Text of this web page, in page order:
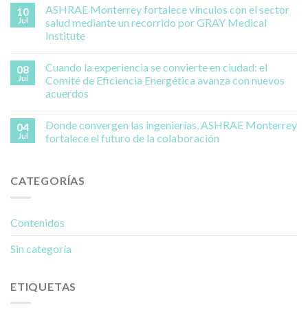
10
Jul
ASHRAE Monterrey fortalece vínculos con el sector
salud mediante un recorrido por GRAY Medical
Institute
08
Jul
Cuando la experiencia se convierte en ciudad: el
Comité de Eficiencia Energética avanza con nuevos
acuerdos
04
Jul
Donde convergen las ingenierías, ASHRAE Monterrey
fortalece el futuro de la colaboración
CATEGORÍAS
Contenidos
Sin categoría
ETIQUETAS